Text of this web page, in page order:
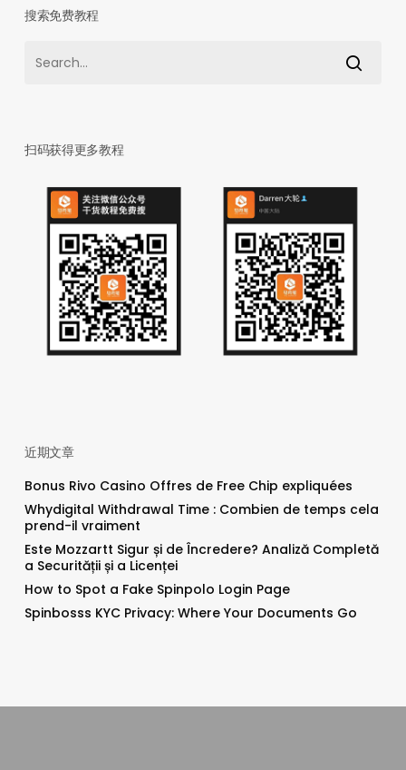
搜索免费教程
扫码获得更多教程
近期文章
Bonus Rivo Casino Offres de Free Chip expliquées
Whydigital Withdrawal Time : Combien de temps cela
prend-il vraiment
Este Mozzartt Sigur și de Încredere? Analiză Completă
a Securității și a Licenței
How to Spot a Fake Spinpolo Login Page
Spinbosss KYC Privacy: Where Your Documents Go